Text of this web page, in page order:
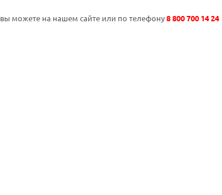
вы можете на нашем сайте или по телефону8 800 700 14 24